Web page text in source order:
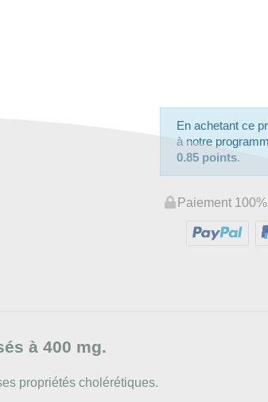
En achetant ce
à notre
0.85 points.
Paiement
à 400 mg.
propriétés cholérétiques.